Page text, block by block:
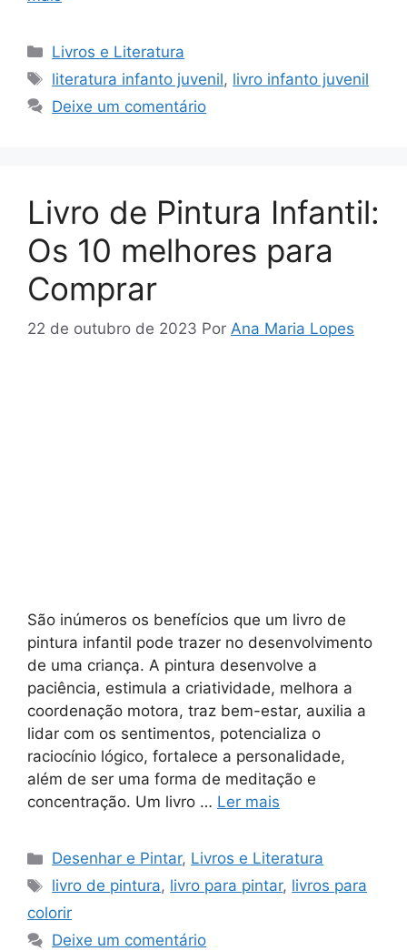
Categorias
Livros e Literatura
Tags
literatura infanto juvenil, livro infanto juvenil
Deixe um comentário
Livro de Pintura Infantil:
Os 10 melhores para
Comprar
22 de outubro de 2023 Por Ana Maria Lopes
São inúmeros os benefícios que um livro de
pintura infantil pode trazer no desenvolvimento
de uma criança. A pintura desenvolve a
paciência, estimula a criatividade, melhora a
coordenação motora, traz bem-estar, auxilia a
lidar com os sentimentos, potencializa o
raciocínio lógico, fortalece a personalidade,
além de ser uma forma de meditação e
concentração. Um livro … Ler mais
Categorias
Desenhar e Pintar, Livros e Literatura
Tags
livro de pintura, livro para pintar, livros para
colorir
Deixe um comentário